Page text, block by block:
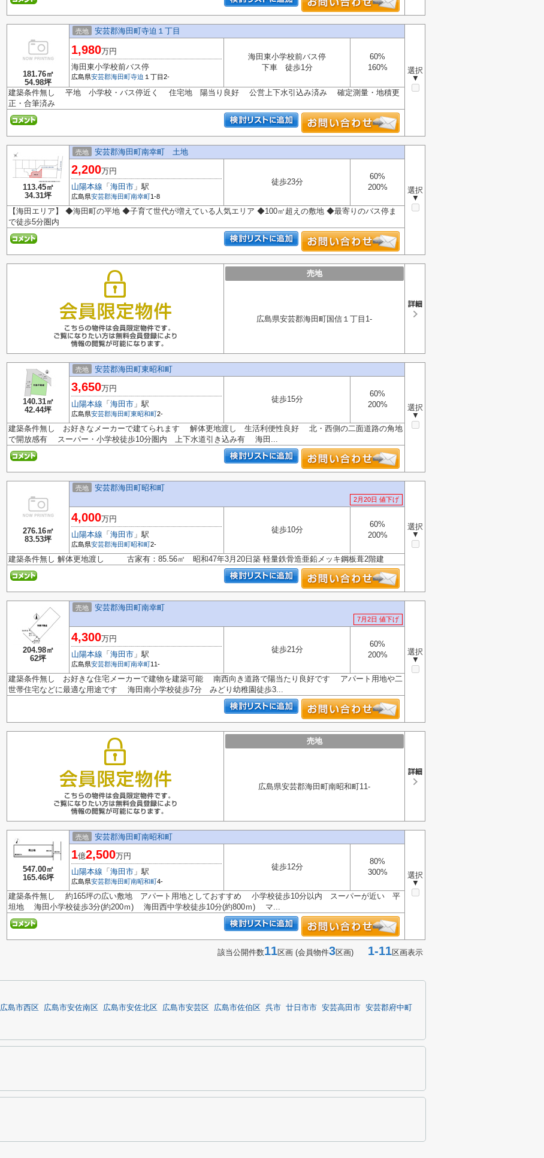
181.76㎡
54.98坪
売地 安芸郡海田町寺迫１丁目
選択
▼
1,980万円
海田東小学校前バス停
広島県安芸郡海田町寺迫 １丁目2-
海田東小学校前バス停
下車 徒歩1分
60%
160%
建築条件無し 平地 小学校・バス停近く 住宅地 陽当り良好 公営上下水引込み済み 確定測量・地積更
正・合筆済み
113.45㎡
34.31坪
売地 安芸郡海田町南幸町 土地
選択
▼
2,200万円
山陽本線 「 海田市 」駅
広島県安芸郡海田町南幸町1-8
徒歩23分
60%
200%
【海田エリア】 ◆海田町の平地 ◆子育て世代が増えている人気エリア ◆100㎡超えの敷地 ◆最寄りのバス停ま
で徒歩5分圏内
売地
広島県安芸郡海田町国信１丁目1-
140.31㎡
42.44坪
売地 安芸郡海田町東昭和町
選択
▼
3,650万円
山陽本線 「 海田市 」駅
広島県安芸郡海田町東昭和町2-
徒歩15分
60%
200%
建築条件無し お好きなメーカーで建てられます 解体更地渡し 生活利便性良好 北・西側の二面道路の角地
で開放感有 スーパー・小学校徒歩10分圏内 上下水道引き込み有 海田...
276.16㎡
83.53坪
売地 安芸郡海田町昭和町
2月20日 値下げ
選択
▼
4,000万円
山陽本線 「 海田市 」駅
広島県安芸郡海田町昭和町2-
徒歩10分
60%
200%
建築条件無し 解体更地渡し 古家有：85.56㎡ 昭和47年3月20日築 軽量鉄骨造亜鉛メッキ鋼板葺2階建
204.98㎡
62坪
売地 安芸郡海田町南幸町
7月2日 値下げ
選択
▼
4,300万円
山陽本線 「 海田市 」駅
広島県安芸郡海田町南幸町11-
徒歩21分
60%
200%
建築条件無し お好きな住宅メーカーで建物を建築可能 南西向き道路で陽当たり良好です アパート用地や二
世帯住宅などに最適な用途です 海田南小学校徒歩7分 みどり幼稚園徒歩3...
売地
広島県安芸郡海田町南昭和町11-
547.00㎡
165.46坪
売地 安芸郡海田町南昭和町
選択
▼
1億2,500万円
山陽本線 「 海田市 」駅
広島県安芸郡海田町南昭和町4-
徒歩12分
80%
300%
建築条件無し 約165坪の広い敷地 アパート用地としておすすめ 小学校徒歩10分以内 スーパーが近い 平
坦地 海田小学校徒歩3分(約200ｍ) 海田西中学校徒歩10分(約800ｍ) マ...
該当公開件数11区画 (会員物件3区画) 1-11区画表示
広島市西区 広島市安佐南区 広島市安佐北区 広島市安芸区 広島市佐伯区 呉市 廿日市市 安芸高田市 安芸郡府中町